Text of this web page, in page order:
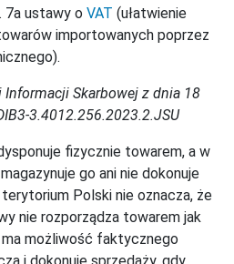
7a ustawy o VAT (ułatwienie
importowanych poprzez
Informacji Skarbowej z dnia 18
3.4012.256.2023.2.JSU
fizycznie towarem, a w
go ani nie dokonuje
Polski nie oznacza, że
nie rozporządza towarem jak
ma możliwość faktycznego